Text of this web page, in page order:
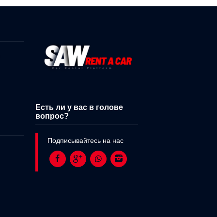
Есть ли у вас в голове
вопрос?
Подписывайтесь на нас